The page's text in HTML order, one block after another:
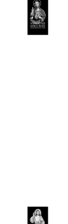
DO
KOSZYKA
DODAJ
DO